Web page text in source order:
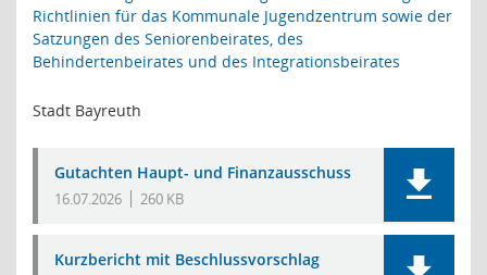
Richtlinien für das Kommunale Jugendzentrum sowie der
Satzungen des Seniorenbeirates, des
Behindertenbeirates und des Integrationsbeirates
Stadt Bayreuth
Gutachten Haupt- und Finanzausschuss
16.07.2026 260 KB
Kurzbericht mit Beschlussvorschlag